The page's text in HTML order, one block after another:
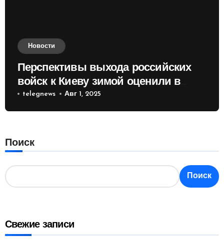
Новости
Перспективы выхода российских
войск к Киеву зимой оценили в
России
telegnews Авг 1, 2025
Поиск
Поиск
Свежие записи